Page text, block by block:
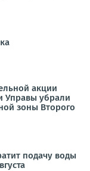
акции
Управы убрали
зоны Второго
подачу воды